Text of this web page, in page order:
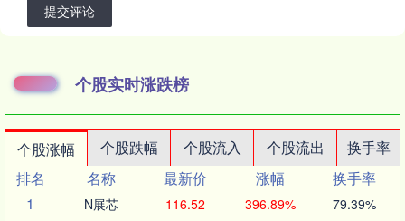
提交评论
个股实时涨跌榜
个股涨幅 个股跌幅 个股流入 个股流出
换手率
排名
名称 最新价 涨幅
换手率
1
N展芯 116.52 396.89% 79.39%